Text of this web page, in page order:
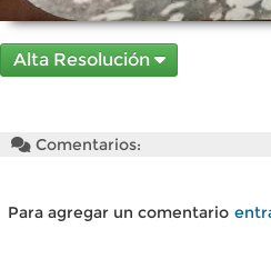
Alta Resolución
Comentarios:
Para agregar un comentario